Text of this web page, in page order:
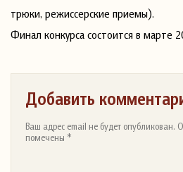
трюки, режиссерские приемы).
Финал конкурса состоится в марте
Добавить
Ваш адрес email не будет опубликован.
помечены *